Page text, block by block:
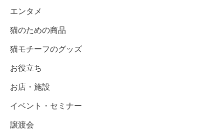
エンタメ
猫のための商品
猫モチーフのグッズ
お役立ち
お店・施設
イベント・セミナー
譲渡会